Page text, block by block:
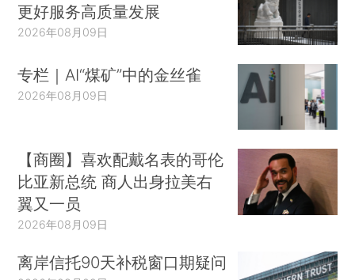
更好服务高质量发展
2026年08月09日
专栏｜AI“煤矿”中的金丝雀
2026年08月09日
【商圈】喜欢配戴名表的哥伦
比亚新总统 商人出身拉美右
翼又一员
2026年08月09日
离岸信托90天补税窗口期疑问